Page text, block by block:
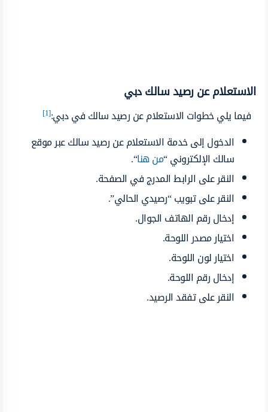
الاستعلام عن رصيد سالك دبي
فيما يلي خطوات الاستعلام عن رصيد سالك في دبي:[1]
الدخول إلى خدمة الاستعلام عن رصيد سالك عبر موقع
سالك الإلكتروني “من هنا“.
النقر على الرابط المدرج في الصفحة.
النقر على تبويب “رصيدي الحالي”.
إدخال رقم الهاتف الجوال.
اختيار مصدر اللوحة.
اختيار لون اللوحة.
إدخال رقم اللوحة.
النقر على تفقد الرصيد.